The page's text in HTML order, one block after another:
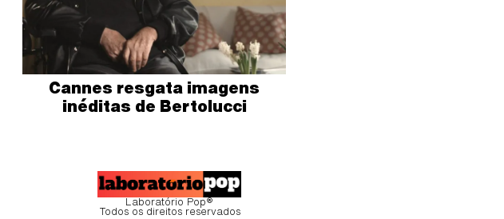
Cannes resgata imagens
inéditas de Bertolucci
Laboratório Pop®
Todos os direitos reservados